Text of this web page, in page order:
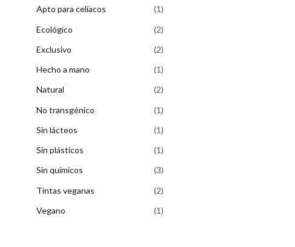
Apto para celíacos
(1)
Ecológico
(2)
Exclusivo
(2)
Hecho a mano
(1)
Natural
(2)
No transgénico
(1)
Sin lácteos
(1)
Sin plásticos
(1)
Sin químicos
(3)
Tintas veganas
(2)
Vegano
(1)